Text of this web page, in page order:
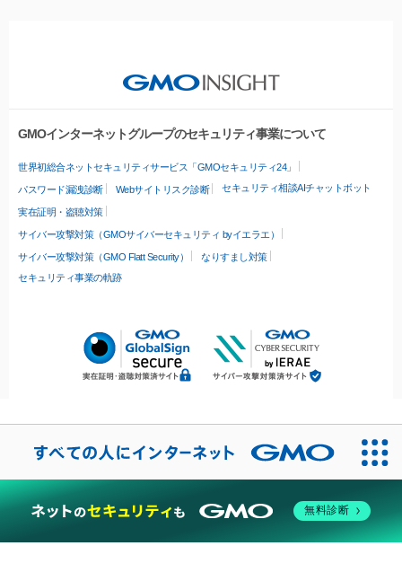
GMOインターネットグループのセキュリティ事業について
世界初総合ネットセキュリティサービス「GMOセキュリティ24」
パスワード漏洩診断 Webサイトリスク診断 セキュリティ相談AIチャットボット
実在証明・盗聴対策
サイバー攻撃対策（GMOサイバーセキュリティ byイエラエ）
サイバー攻撃対策（GMO Flatt Security）
なりすまし対策
セキュリティ事業の軌跡
無料診断